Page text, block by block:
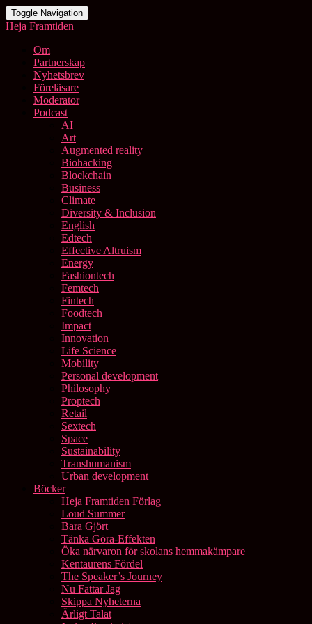
Toggle Navigation
Heja Framtiden
Om
Partnerskap
Nyhetsbrev
Föreläsare
Moderator
Podcast
AI
Art
Augmented reality
Biohacking
Blockchain
Business
Climate
Diversity & Inclusion
English
Edtech
Effective Altruism
Energy
Fashiontech
Femtech
Fintech
Foodtech
Impact
Innovation
Life Science
Mobility
Personal development
Philosophy
Proptech
Retail
Sextech
Space
Sustainability
Transhumanism
Urban development
Böcker
Heja Framtiden Förlag
Loud Summer
Bara Gjört
Tänka Göra-Effekten
Öka närvaron för skolans hemmakämpare
Kentaurens Fördel
The Speaker’s Journey
Nu Fattar Jag
Skippa Nyheterna
Ärligt Talat